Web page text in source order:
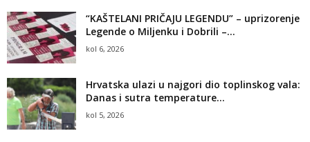
“KAŠTELANI PRIČAJU LEGENDU” – uprizorenje
Legende o Miljenku i Dobrili –...
kol 6, 2026
Hrvatska ulazi u najgori dio toplinskog vala:
Danas i sutra temperature...
kol 5, 2026